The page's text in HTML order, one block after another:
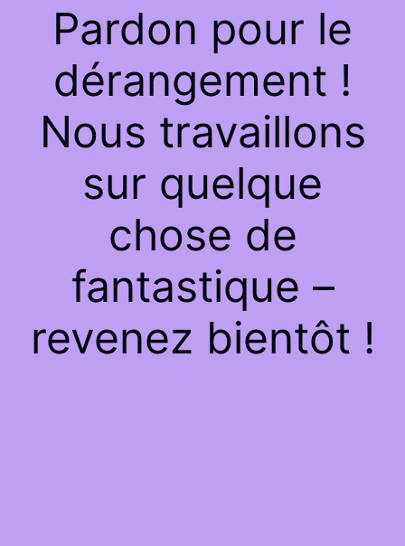
Pardon pour le
dérangement !
Nous travaillons
sur quelque
chose de
fantastique –
revenez bientôt !